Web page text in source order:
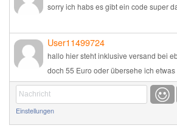
sorry ich habs es gibt ein code super
User11499724
hallo hier steht inklusive versand bei
doch 55 Euro oder übersehe ich etwas
Günni
Einstellungen